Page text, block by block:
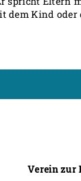
Kind oder
Verein zur